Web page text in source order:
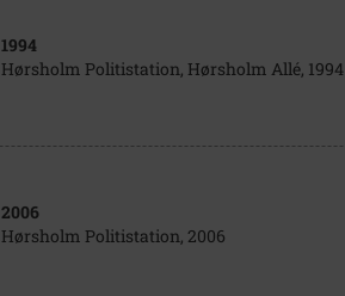
1994
Hørsholm Politistation, Hørsholm Allé, 1994
2006
Hørsholm Politistation, 2006